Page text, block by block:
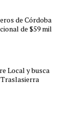
de Córdoba
de $59 mil
Local y busca